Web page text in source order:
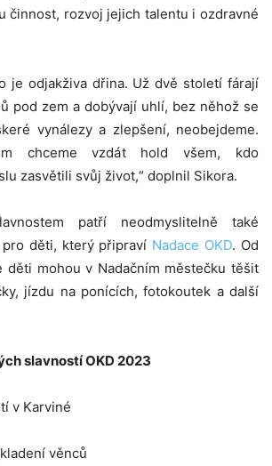
činnost, rozvoj jejich talentu i ozdravné
je odjakživa dřina. Už dvě století fárají
pod zem a dobývají uhlí, bez něhož se
vynálezy a zlepšení, neobejdeme.
chceme vzdát hold všem, kdo
zasvětili svůj život,“ doplnil Sikora.
patří neodmyslitelně také
pro děti, který připraví Nadace OKD. Od
děti mohou v Nadačním městečku těšit
jízdu na ponících, fotokoutek a další
slavností OKD 2023
v Karviné
věnců